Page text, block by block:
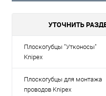
УТОЧНИТЬ
Плоскогубцы "Утконосы"
Knipex
Плоскогубцы для монтажа
проводов Knipex